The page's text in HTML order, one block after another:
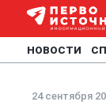
НОВОСТИ
24 сентября